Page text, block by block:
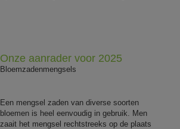
Onze aanrader voor 2025
Bloemzadenmengsels
Een mengsel zaden van diverse soorten
bloemen is heel eenvoudig in gebruik. Men
zaait het mengsel rechtstreeks op de plaats